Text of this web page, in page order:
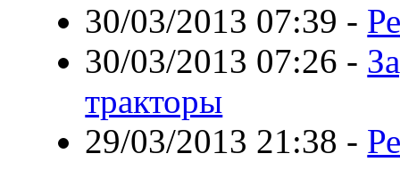
30/03/2013 07:39 -
30/03/2013 07:26 -
тракторы
29/03/2013 21:38 -